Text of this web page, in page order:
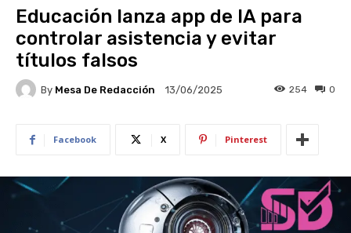
Educación lanza app de IA para
controlar asistencia y evitar
títulos falsos
By Mesa De Redacción 13/06/2025 0
254
Facebook X Pinterest